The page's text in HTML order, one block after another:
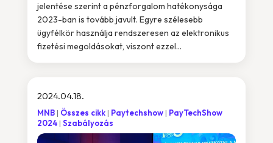
jelentése szerint a pénzforgalom hatékonysága
2023-ban is tovább javult. Egyre szélesebb
ügyfélkör használja rendszeresen az elektronikus
fizetési megoldásokat, viszont ezzel...
2024.04.18.
MNB Összes cikk Paytechshow
PayTechShow
2024 Szabályozás